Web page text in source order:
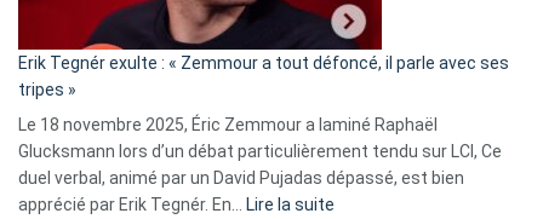
«
C’est
fake
news
»
Erik Tegnér exulte : « Zemmour a tout défoncé, il parle avec ses
tripes »
Le 18 novembre 2025, Éric Zemmour a laminé Raphaël
Glucksmann lors d’un débat particulièrement tendu sur LCI, Ce
duel verbal, animé par un David Pujadas dépassé, est bien
apprécié par Erik Tegnér. En… Lire la suite